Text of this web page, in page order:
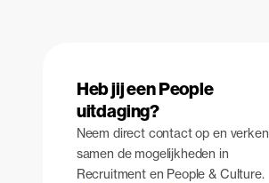
Heb jij een People
uitdaging?
Neem direct contact op en verken
samen de mogelijkheden in
Recruitment en People & Culture.